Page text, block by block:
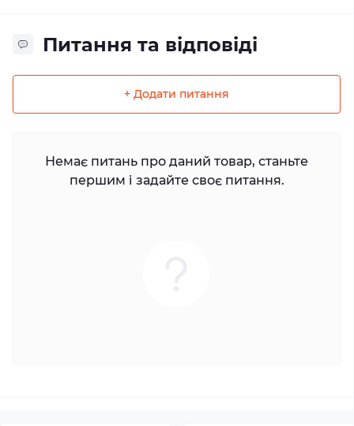
Питання та відповіді
+ Додати питання
Немає питань про даний товар, станьте
першим і задайте своє питання.